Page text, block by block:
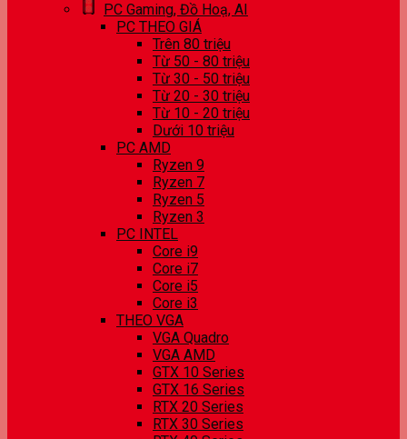
PC Gaming, Đồ Hoạ, AI
PC THEO GIÁ
Trên 80 triệu
Từ 50 - 80 triệu
Từ 30 - 50 triệu
Từ 20 - 30 triệu
Từ 10 - 20 triệu
Dưới 10 triệu
PC AMD
Ryzen 9
Ryzen 7
Ryzen 5
Ryzen 3
PC INTEL
Core i9
Core i7
Core i5
Core i3
THEO VGA
VGA Quadro
VGA AMD
GTX 10 Series
GTX 16 Series
RTX 20 Series
RTX 30 Series